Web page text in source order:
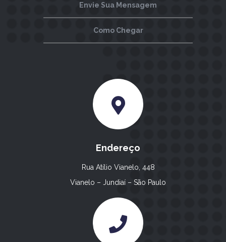
Envie Sua Mensagem
Como Chegar
Endereço
Rua Atílio Vianelo, 448
Vianelo – Jundiaí – São Paulo